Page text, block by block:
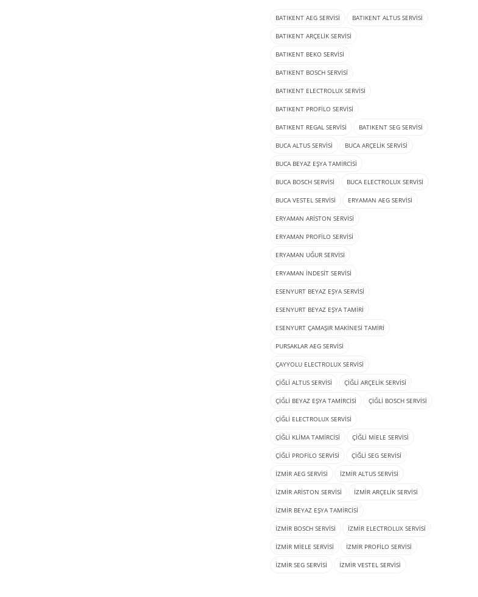
BATIKENT AEG SERVISI BATIKENT ALTUS SERVISI
BATIKENT ARÇELIK SERVISI
BATIKENT BEKO SERVISI
BATIKENT BOSCH SERVISI
BATIKENT ELECTROLUX SERVISI
BATIKENT PROFILO SERVISI
BATIKENT REGAL SERVISI BATIKENT SEG SERVISI
BUCA ALTUS SERVISI BUCA ARÇELIK SERVISI
BUCA BEYAZ EŞYA TAMIRCISI
BUCA BOSCH SERVISI BUCA ELECTROLUX SERVISI
BUCA VESTEL SERVISI ERYAMAN AEG SERVISI
ERYAMAN ARISTON SERVISI
ERYAMAN PROFILO SERVISI
ERYAMAN UĞUR SERVISI
ERYAMAN İNDESIT SERVISI
ESENYURT BEYAZ EŞYA SERVISI
ESENYURT BEYAZ EŞYA TAMIRI
ESENYURT ÇAMAŞIR MAKINESI TAMIRI
PURSAKLAR AEG SERVISI
ÇAYYOLU ELECTROLUX SERVISI
ÇIĞLI ALTUS SERVISI ÇIĞLI ARÇELIK SERVISI
ÇIĞLI BEYAZ EŞYA TAMIRCISI ÇIĞLI BOSCH SERVISI
ÇIĞLI ELECTROLUX SERVISI
ÇIĞLI KLIMA TAMIRCISI ÇIĞLI MIELE SERVISI
ÇIĞLI PROFILO SERVISI ÇIĞLI SEG SERVISI
İZMIR AEG SERVISI İZMIR ALTUS SERVISI
İZMIR ARISTON SERVISI İZMIR ARÇELIK SERVISI
İZMIR BEYAZ EŞYA TAMIRCISI
İZMIR BOSCH SERVISI İZMIR ELECTROLUX SERVISI
İZMIR MIELE SERVISI İZMIR PROFILO SERVISI
İZMIR SEG SERVISI İZMIR VESTEL SERVISI